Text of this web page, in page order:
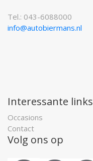
Tel.: 043-6088000
info@autobiermans.nl
Interessante links
Occasions
Contact
Volg ons op